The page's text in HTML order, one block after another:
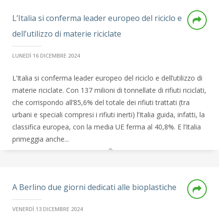
L’Italia si conferma leader europeo del riciclo e
dell’utilizzo di materie riciclate
LUNEDÌ 16 DICEMBRE 2024
L’Italia si conferma leader europeo del riciclo e dell’utilizzo di
materie riciclate. Con 137 milioni di tonnellate di rifiuti riciclati,
che corrispondo all’85,6% del totale dei rifiuti trattati (tra
urbani e speciali compresi i rifiuti inerti) l’Italia guida, infatti, la
classifica europea, con la media UE ferma al 40,8%. E l’Italia
primeggia anche...
A Berlino due giorni dedicati alle bioplastiche
VENERDÌ 13 DICEMBRE 2024